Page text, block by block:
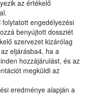
az értékelő
engedélyezési
benyújtott dossziét
szervezet kizárólag
eljárásba4, ha a
hozzájárulást, és az
megküldi az
eredménye alapján a